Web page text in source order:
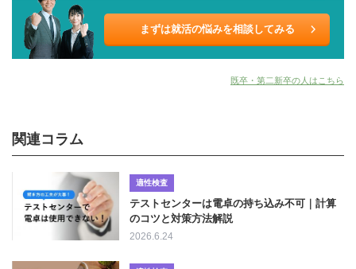
まずは就活の悩みを相談してみる
既卒・第二新卒の人はこちら
関連コラム
適性検査
テストセンターは電卓の持ち込み不可｜計算
のコツと対策方法解説
2026.6.24